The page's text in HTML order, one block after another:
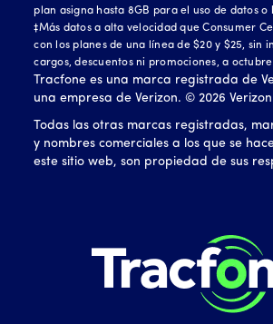
plan asigna hasta 8GB para el uso de datos o
‡Más datos a alta velocidad que Consumer
con los planes de una línea de $20 y $25, sin
cargos, descuentos ni promociones, a octubre
Tracfone es una marca registrada de
una empresa de Verizon. ©2026
Todas las otras marcas registradas,
y nombres comerciales a los que se
este sitio web, son propiedad de sus